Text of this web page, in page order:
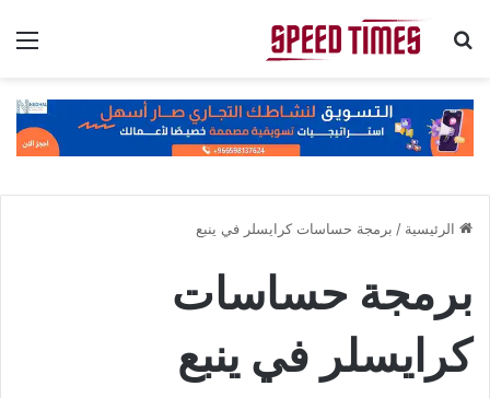
بحث عن
الرئيسية / برمجة حساسات كرايسلر في ينبع
برمجة حساسات
كرايسلر في ينبع